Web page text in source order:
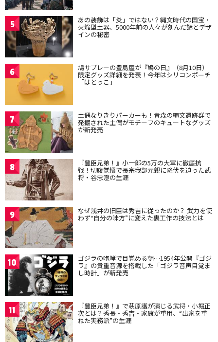
5 あの装飾は「炎」ではない？縄文時代の国宝・
火焔型土器、5000年前の人々が刻んだ謎とデザ
インの秘密
6 鳩サブレーの豊島屋が『鳩の日』（8月10日）
限定グッズ詳細を発表！今年はシリコンポーチ
「はとっこ」
7 土偶なりきりパーカーも！青森の縄文遺跡群で
発掘された土偶がモチーフのキュートなグッズ
が新発売
8 『豊臣兄弟！』小一郎の5万の大軍に徹底抗
戦！切腹覚悟で長宗我部元親に降伏を迫った武
将・谷忠澄の生涯
9 なぜ浅井の旧臣は秀吉に従ったのか？ 武力を使
わず“自分の味方”に変えた裏工作の技法とは
10 ゴジラの咆哮で目覚める朝…1954年公開『ゴジ
ラ』の貴重音源を搭載した「ゴジラ音声目覚ま
し時計」が新発売
11 『豊臣兄弟！』で萩原護が演じる武将・小堀正
次とは？秀長・秀吉・家康が重用、“出家を重
ねた実務派”の生涯